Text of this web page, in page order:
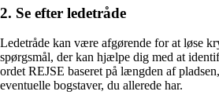
2. Se efter ledetråde
Ledetråde kan være afgørende for at løse
spørgsmål, der kan hjælpe dig med at
ordet REJSE baseret på længden af
eventuelle bogstaver, du allerede har.